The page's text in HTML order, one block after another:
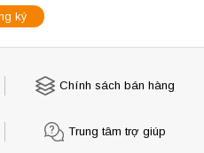
Chính sách bán hàng
Trung tâm trợ giúp